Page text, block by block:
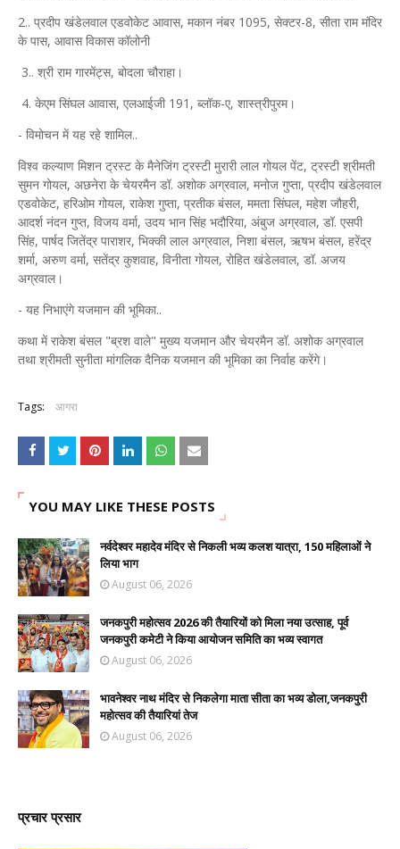
2.. प्रदीप खंडेलवाल एडवोकेट आवास, मकान नंबर 1095, सेक्टर-8, सीता राम मंदिर
के पास, आवास विकास कॉलोनी
3.. श्री राम गारमेंट्स, बोदला चौराहा।
4. केएम सिंघल आवास, एलआईजी 191, ब्लॉक-ए, शास्त्रीपुरम।
- विमोचन में यह रहे शामिल..
विश्व कल्याण मिशन ट्रस्ट के मैनेजिंग ट्रस्टी मुरारी लाल गोयल पेंट, ट्रस्टी श्रीमती
सुमन गोयल, अछनेरा के चेयरमैन डॉ. अशोक अग्रवाल, मनोज गुप्ता, प्रदीप खंडेलवाल
एडवोकेट, हरिओम गोयल, राकेश गुप्ता, प्रतीक बंसल, ममता सिंघल, महेश जौहरी,
आदर्श नंदन गुप्त, विजय वर्मा, उदय भान सिंह भदौरिया, अंबुज अग्रवाल, डॉ. एसपी
सिंह, पार्षद जितेंद्र पाराशर, भिक्की लाल अग्रवाल, निशा बंसल, ऋषभ बंसल, हरेंद्र
शर्मा, अरुण वर्मा, सतेंद्र कुशवाह, विनीता गोयल, रोहित खंडेलवाल, डॉ. अजय
अग्रवाल।
- यह निभाएंगे यजमान की भूमिका..
कथा में राकेश बंसल "ब्रश वाले" मुख्य यजमान और चेयरमैन डॉ. अशोक अग्रवाल
तथा श्रीमती सुनीता मांगलिक दैनिक यजमान की भूमिका का निर्वाह करेंगे।
Tags: आगरा
YOU MAY LIKE THESE POSTS
नर्वदेश्वर महादेव मंदिर से निकली भव्य कलश यात्रा, 150 महिलाओं ने
लिया भाग
August 06, 2026
जनकपुरी महोत्सव 2026 की तैयारियों को मिला नया उत्साह, पूर्व
जनकपुरी कमेटी ने किया आयोजन समिति का भव्य स्वागत
August 06, 2026
भावनेश्वर नाथ मंदिर से निकलेगा माता सीता का भव्य डोला,जनकपुरी
महोत्सव की तैयारियां तेज
August 06, 2026
प्रचार प्रसार